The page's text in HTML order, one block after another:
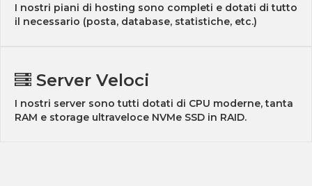
I nostri piani di hosting sono completi e dotati di tutto
il necessario (posta, database, statistiche, etc.)
Server Veloci
I nostri server sono tutti dotati di CPU moderne, tanta
RAM e storage ultraveloce NVMe SSD in RAID.